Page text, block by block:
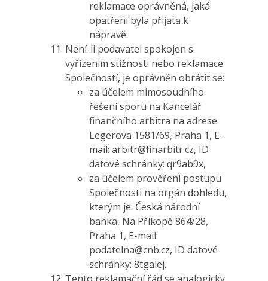
reklamace oprávněná, jaká
opatření byla přijata k
nápravě.
Není-li podavatel spokojen s
vyřízením stížnosti nebo reklamace
Společností, je oprávněn obrátit se:
za účelem mimosoudního
řešení sporu na Kancelář
finančního arbitra na adrese
Legerova 1581/69, Praha 1, E-
mail: arbitr@finarbitr.cz, ID
datové schránky: qr9ab9x,
za účelem prověření postupu
Společnosti na orgán dohledu,
kterým je: Česká národní
banka, Na Příkopě 864/28,
Praha 1, E-mail:
podatelna@cnb.cz, ID datové
schránky: 8tgaiej.